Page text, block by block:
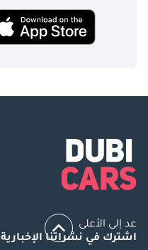
عد إلى الأعلى
اشترك في نشراتنا الإخبارية